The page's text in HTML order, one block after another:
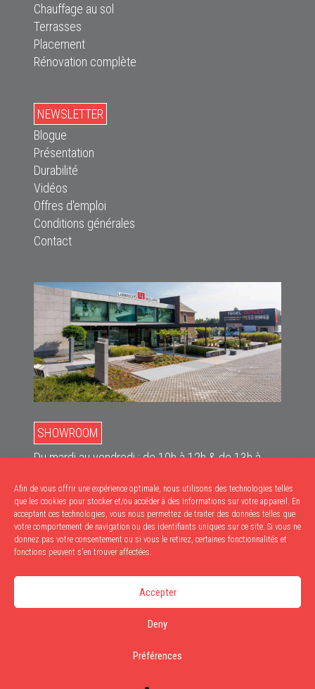
Afin de vous offrir une expérience optimale, nous utilisons des technologies telles
que les cookies pour stocker et/ou accéder à des informations sur votre appareil. En
acceptant ces technologies, vous nous permettez de traiter des données telles que
votre comportement de navigation ou des identifiants uniques sur ce site. Si vous ne
donnez pas votre consentement ou si vous le retirez, certaines fonctionnalités et
fonctions peuvent s'en trouver affectées.
Accepter
Deny
Préférences
Chauffage au sol
Terrasses
Placement
Rénovation complète
NEWSLETTER
Blogue
Présentation
Durabilité
Vidéos
Offres d'emploi
Conditions générales
Contact
SHOWROOM
Du mardi au vendredi : de 10h à 12h & de 13h à
Le samedi : de 10h à 17h
RETRAITS
Du mardi au vendredi : de 9h à 12h & de 13h à
17h30
Le samedi : de 9h à 12h